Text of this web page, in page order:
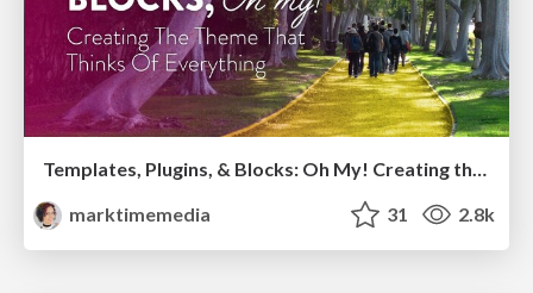
Templates, Plugins, & Blocks: Oh My! Creating the theme that thinks of everything
marktimemedia
31 2.8k